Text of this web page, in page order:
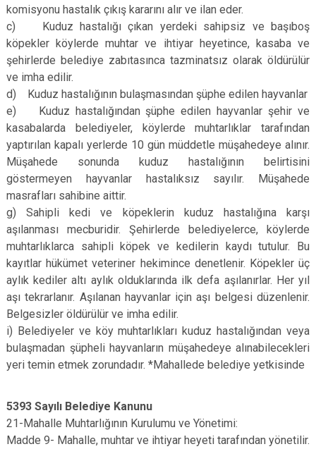
komisyonu hastalık çıkış kararını alır ve ilan eder.
c) Kuduz hastalığı çıkan yerdeki sahipsiz ve başıboş
köpekler köylerde muhtar ve ihtiyar heyetince, kasaba ve
şehirlerde belediye zabıtasınca tazminatsız olarak öldürülür
ve imha edilir.
d) Kuduz hastalığının bulaşmasından şüphe edilen hayvanlar
e) Kuduz hastalığından şüphe edilen hayvanlar şehir ve
kasabalarda belediyeler, köylerde muhtarlıklar tarafından
yaptırılan kapalı yerlerde 10 gün müddetle müşahedeye alınır.
Müşahede sonunda kuduz hastalığının belirtisini
göstermeyen hayvanlar hastalıksız sayılır. Müşahede
masrafları sahibine aittir.
g) Sahipli kedi ve köpeklerin kuduz hastalığına karşı
aşılanması mecburidir. Şehirlerde belediyelerce, köylerde
muhtarlıklarca sahipli köpek ve kedilerin kaydı tutulur. Bu
kayıtlar hükümet veteriner hekimince denetlenir. Köpekler üç
aylık kediler altı aylık olduklarında ilk defa aşılanırlar. Her yıl
aşı tekrarlanır. Aşılanan hayvanlar için aşı belgesi düzenlenir.
Belgesizler öldürülür ve imha edilir.
i) Belediyeler ve köy muhtarlıkları kuduz hastalığından veya
bulaşmadan şüpheli hayvanların müşahedeye alınabilecekleri
yeri temin etmek zorundadır. *Mahallede belediye yetkisinde
5393 Sayılı Belediye Kanunu
21-Mahalle Muhtarlığının Kurulumu ve Yönetimi:
Madde 9- Mahalle, muhtar ve ihtiyar heyeti tarafından yönetilir.